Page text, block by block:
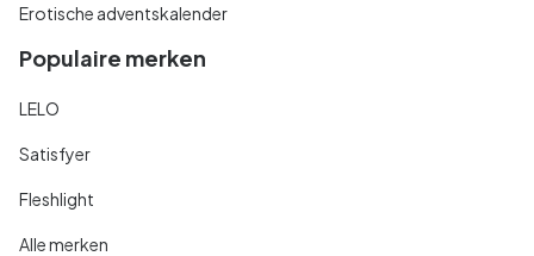
Erotische adventskalender
Populaire merken
LELO
Satisfyer
Fleshlight
Alle merken